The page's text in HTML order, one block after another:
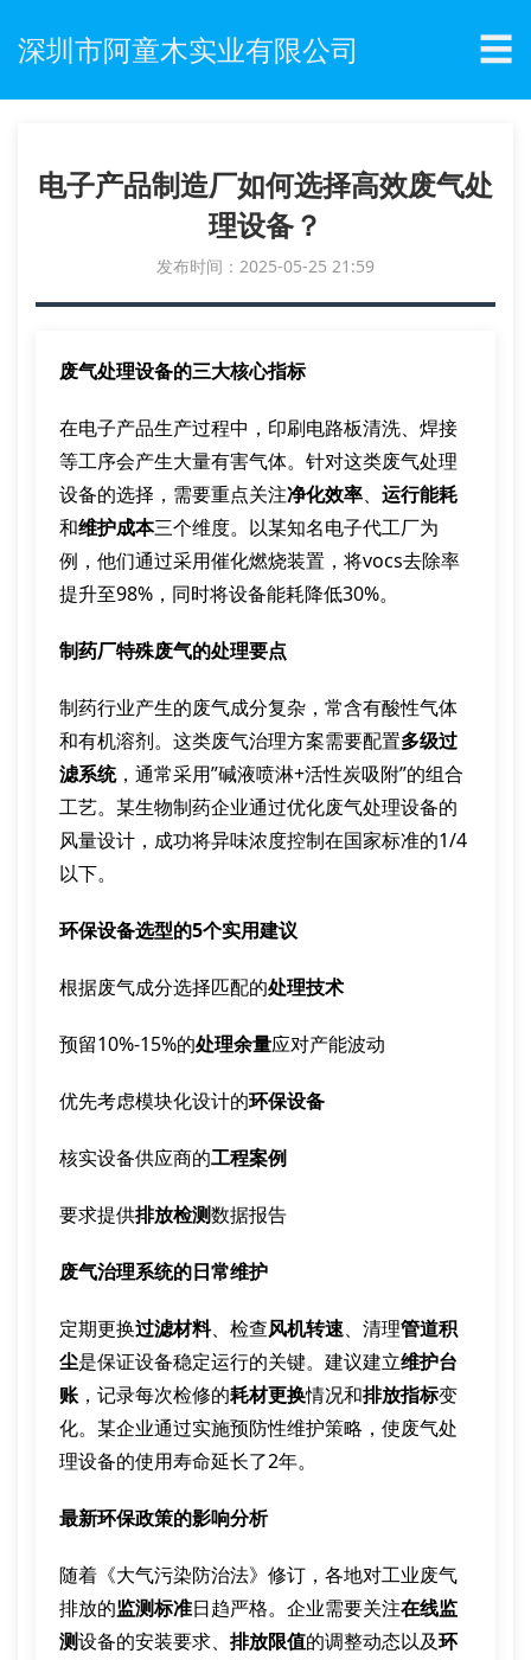
深圳市阿童木实业有限公司 ☰
电子产品制造厂如何选择高效废气处
理设备？
发布时间：2025-05-25 21:59
废气处理设备的三大核心指标
在电子产品生产过程中，印刷电路板清洗、焊接
等工序会产生大量有害气体。针对这类废气处理
设备的选择，需要重点关注净化效率、 运行能耗
和维护成本三个维度。以某知名电子代工厂为
例，他们通过采用催化燃烧装置，将vocs去除率
提升至98%，同时将设备能耗降低30%。
制药厂特殊废气的处理要点
制药行业产生的废气成分复杂，常含有酸性气体
和有机溶剂。这类废气治理方案需要配置多级过
滤系统，通常采用”碱液喷淋+活性炭吸附”的组合
工艺。某生物制药企业通过优化废气处理设备的
风量设计，成功将异味浓度控制在国家标准的1/4
以下。
环保设备选型的5个实用建议
根据废气成分选择匹配的处理技术
预留10%-15%的处理余量应对产能波动
优先考虑模块化设计的环保设备
核实设备供应商的工程案例
要求提供排放检测数据报告
废气治理系统的日常维护
定期更换过滤材料、检查风机转速、清理管道积
尘是保证设备稳定运行的关键。建议建立维护台
账 ，记录每次检修的耗材更换情况和排放指标变
化。某企业通过实施预防性维护策略，使废气处
理设备的使用寿命延长了2年。
最新环保政策的影响分析
随着《大气污染防治法》修订，各地对工业废气
排放的监测标准日趋严格。企业需要关注在线监
测设备的安装要求、 排放限值的调整动态以及环